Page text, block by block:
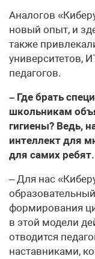
Аналогов
новый опыт, и
также
университетов,
педагогов.
– Где брать
школьникам
гигиены? Ведь,
интеллект для
для самих ребят.
– Для нас
формирования
в этой модели
отводится
наставниками,